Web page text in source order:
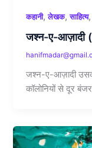
कहानी,लेखक,साहित्य
जश्न-ए-
जश्न-ए-आज़ादी
कॉलोनियों से दूर